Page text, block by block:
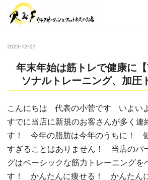
2023-12-27
年末年始は筋トレで健康に
ソナルトレーニング、加圧
こんにちは 代表の小菅です いよい
すでに当店に新規のお客さんが多く連
す！ 今年の脂肪は今年のうちに！
すぎることはありません！ 当店のパ
グはベーシックな筋力トレーニングを
す！ かんたんに痩せる！ かんたん